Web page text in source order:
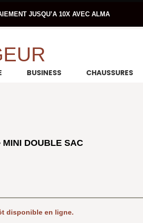
JUSQU’A 10X AVEC ALMA
BUSINESS CHAUSSURES
MINI DOUBLE SAC
disponible en ligne.